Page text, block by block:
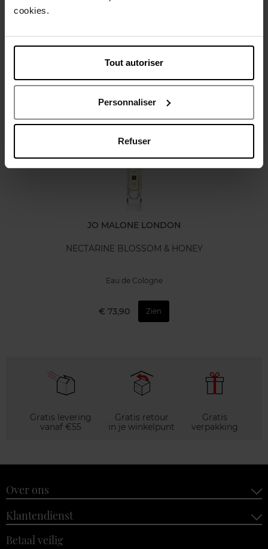
cookies.
Tout autoriser
Personnaliser
Refuser
Karakteristieken
Nog iets vergeten ?
JO MALONE LONDON
NECTARINE BLOSSOM & HONEY
Eau de Cologne
€ 73,90 Zien
Gratis levering
vanaf €55
Gratis retour
in je winkelpunt
Gratis
verpakking
Over ons
Klantendienst
Betaal veilig